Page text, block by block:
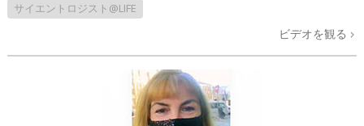
サイエントロジスト@LIFE
ビデオを観る